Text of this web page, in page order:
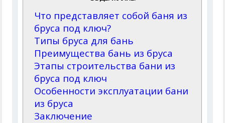
Что представляет собой баня из
бруса под ключ?
Типы бруса для бань
Преимущества бань из бруса
Этапы строительства бани из
бруса под ключ
Особенности эксплуатации бани
из бруса
Заключение